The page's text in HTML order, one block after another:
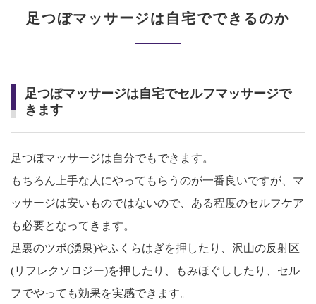
足つぼマッサージは自宅でできるのか
足つぼマッサージは自宅でセルフマッサージで
きます
足つぼマッサージは自分でもできます。
もちろん上手な人にやってもらうのが一番良いですが、マ
ッサージは安いものではないので、ある程度のセルフケア
も必要となってきます。
足裏のツボ(湧泉)やふくらはぎを押したり、沢山の反射区
(リフレクソロジー)を押したり、もみほぐししたり、セル
フでやっても効果を実感できます。